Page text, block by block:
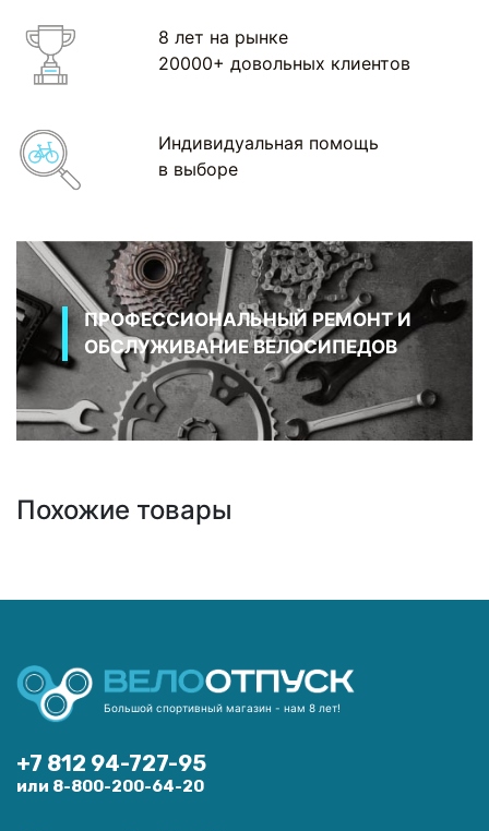
8 лет на рынке
20000+ довольных клиентов
Индивидуальная помощь
в выборе
ПРОФЕССИОНАЛЬНЫЙ РЕМОНТ И
ОБСЛУЖИВАНИЕ ВЕЛОСИПЕДОВ
Похожие товары
Большой спортивный магазин - нам 8 лет!
+7 812 94-727-95
или 8-800-200-64-20